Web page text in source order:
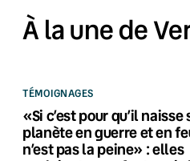
À la une de
TÉMOIGNAGES
«Si c’est pour qu’il naisse
planète en guerre et en
n’est pas la peine» : elles